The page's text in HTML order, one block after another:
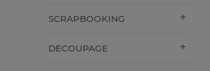
SCRAPBOOKING
DECOUPAGE